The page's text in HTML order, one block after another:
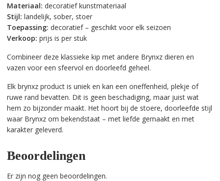
Materiaal: decoratief kunstmateriaal
Stijl: landelijk, sober, stoer
Toepassing: decoratief – geschikt voor elk seizoen
Verkoop: prijs is per stuk
Combineer deze klassieke kip met andere Brynxz dieren en
vazen voor een sfeervol en doorleefd geheel.
Elk brynxz product is uniek en kan een oneffenheid, plekje of
ruwe rand bevatten. Dit is geen beschadiging, maar juist wat
hem zo bijzonder maakt. Het hoort bij de stoere, doorleefde stijl
waar Brynxz om bekendstaat – met liefde gemaakt en met
karakter geleverd.
Beoordelingen
Er zijn nog geen beoordelingen.